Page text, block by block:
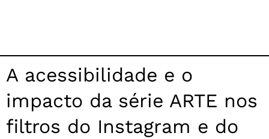
A acessibilidade e o
impacto da série ARTE nos
filtros do Instagram e do